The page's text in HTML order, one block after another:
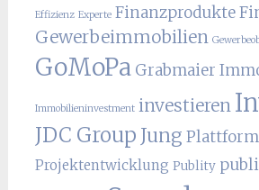
Effizienz Experte Finanzprodukte
Gewerbeimmobilien
GoMoPa Grabmaier
Immobilieninvestment investieren
JDC Group Jung Plattform
Projektentwicklung Publity